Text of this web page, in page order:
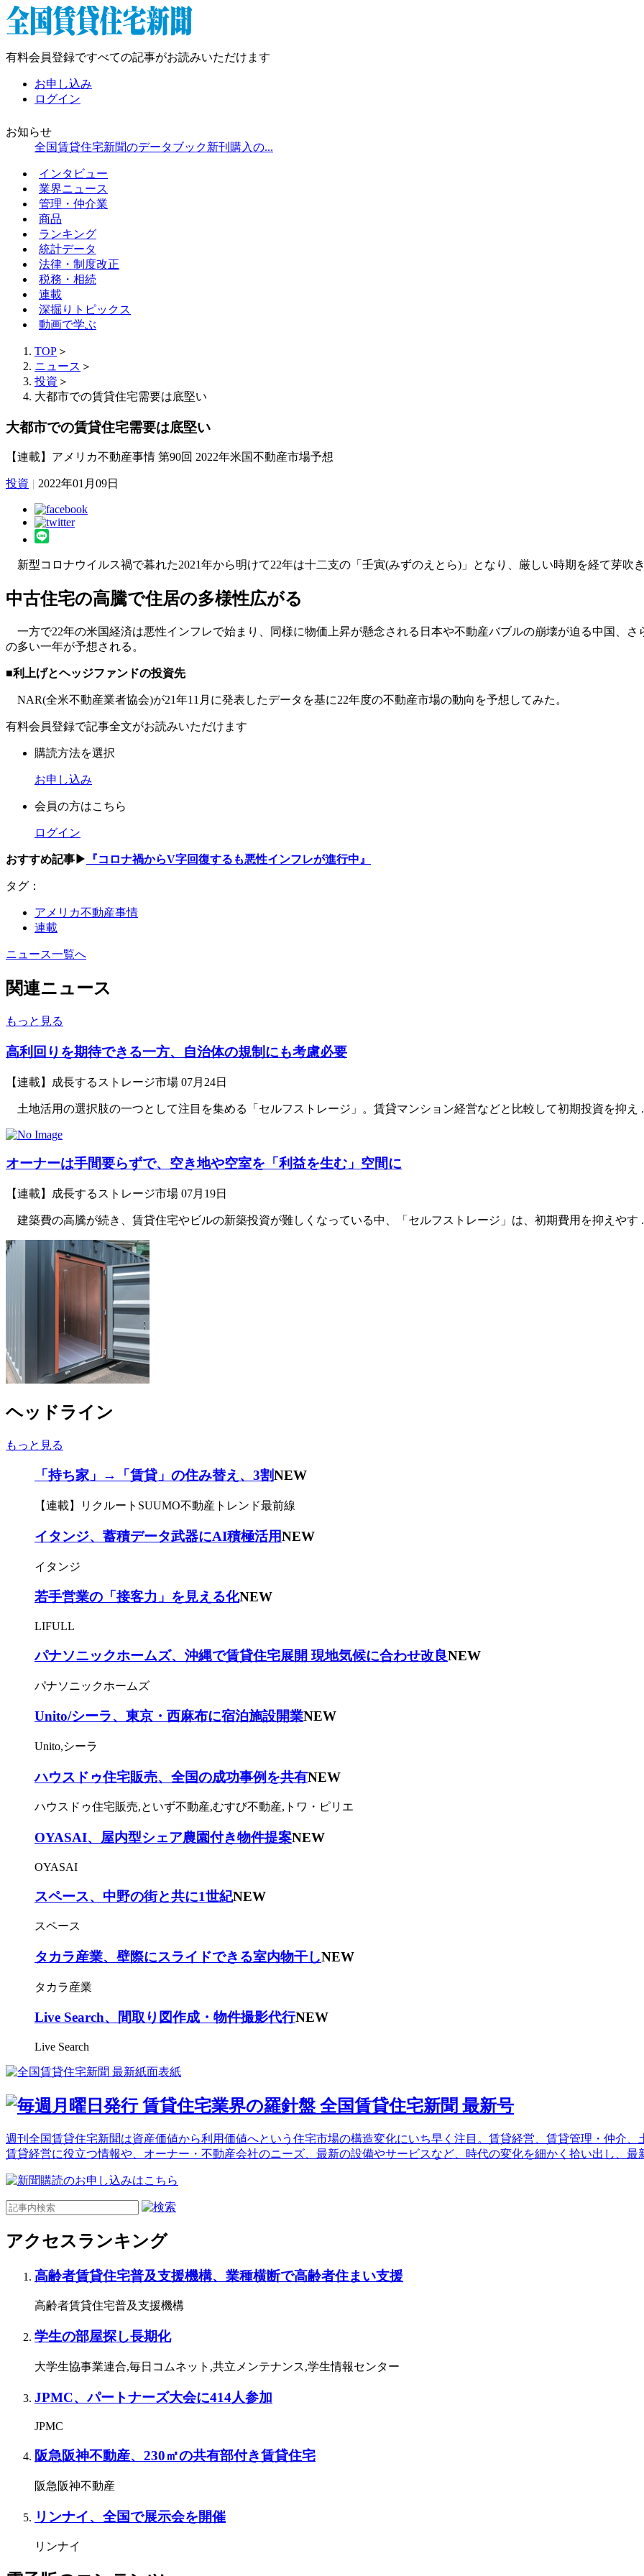
有料会員登録ですべての記事がお読みいただけます
お申し込み
ログイン
お知らせ
全国賃貸住宅新聞のデータブック新刊購入の...
インタビュー
業界ニュース
管理・仲介業
商品
ランキング
統計データ
法律・制度改正
税務・相続
連載
深掘りトピックス
動画で学ぶ
TOP ＞
ニュース ＞
投資 ＞
大都市での賃貸住宅需要は底堅い
大都市での賃貸住宅需要は底堅い
【連載】アメリカ不動産事情 第90回 2022年米国不動産市場予想
投資 | 2022年01月09日
新型コロナウイルス禍で暮れた2021年から明けて22年は十二支の「壬寅(みずのえとら)」となり、厳しい時期を経て芽吹
中古住宅の高騰で住居の多様性広がる
一方で22年の米国経済は悪性インフレで始まり、同様に物価上昇が懸念される日本や不動産バブルの崩壊が迫る中国、
の多い一年が予想される。
■利上げとヘッジファンドの投資先
NAR(全米不動産業者協会)が21年11月に発表したデータを基に22年度の不動産市場の動向を予想してみた。
有料会員登録で記事全文がお読みいただけます
購読方法を選択
お申し込み
会員の方はこちら
ログイン
おすすめ記事▶ 『コロナ禍からV字回復するも悪性インフレが進行中』
タグ：
アメリカ不動産事情
連載
ニュース一覧へ
関連ニュース
もっと見る
高利回りを期待できる一方、自治体の規制にも考慮必要
【連載】成長するストレージ市場 07月24日
土地活用の選択肢の一つとして注目を集める「セルフストレージ」。賃貸マンション経営などと比較して初期投資を抑え
オーナーは手間要らずで、空き地や空室を「利益を生む」空間に
【連載】成長するストレージ市場 07月19日
建築費の高騰が続き、賃貸住宅やビルの新築投資が難しくなっている中、「セルフストレージ」は、初期費用を抑えやす
ヘッドライン
もっと見る
「持ち家」→「賃貸」の住み替え、3割NEW
【連載】リクルートSUUMO不動産トレンド最前線
イタンジ、蓄積データ武器にAI積極活用NEW
イタンジ
若手営業の「接客力」を見える化NEW
LIFULL
パナソニックホームズ、沖縄で賃貸住宅展開 現地気候に合わせ改良NEW
パナソニックホームズ
Unito/シーラ、東京・西麻布に宿泊施設開業NEW
Unito,シーラ
ハウスドゥ住宅販売、全国の成功事例を共有NEW
ハウスドゥ住宅販売,といず不動産,むすび不動産,トワ・ピリエ
OYASAI、屋内型シェア農園付き物件提案NEW
OYASAI
スペース、中野の街と共に1世紀NEW
スペース
タカラ産業、壁際にスライドできる室内物干しNEW
タカラ産業
Live Search、間取り図作成・物件撮影代行NEW
Live Search
週刊全国賃貸住宅新聞は資産価値から利用価値へという住宅市場の構造変化にいち早く注目。賃貸経営、賃貸管理・仲介、
賃貸経営に役立つ情報や、オーナー・不動産会社のニーズ、最新の設備やサービスなど、時代の変化を細かく拾い出し、最
アクセスランキング
高齢者賃貸住宅普及支援機構、業種横断で高齢者住まい支援
高齢者賃貸住宅普及支援機構
学生の部屋探し長期化
大学生協事業連合,毎日コムネット,共立メンテナンス,学生情報センター
JPMC、パートナーズ大会に414人参加
JPMC
阪急阪神不動産、230㎡の共有部付き賃貸住宅
阪急阪神不動産
リンナイ、全国で展示会を開催
リンナイ